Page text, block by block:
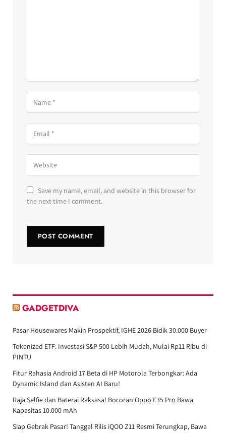
Save my name, email, and website in this browser for
the next time I comment.
GADGETDIVA
Pasar Housewares Makin Prospektif, IGHE 2026 Bidik 30.000 Buyer
Tokenized ETF: Investasi S&P 500 Lebih Mudah, Mulai Rp11 Ribu di
PINTU
Fitur Rahasia Android 17 Beta di HP Motorola Terbongkar: Ada
Dynamic Island dan Asisten AI Baru!
Raja Selfie dan Baterai Raksasa! Bocoran Oppo F35 Pro Bawa
Kapasitas 10.000 mAh
Siap Gebrak Pasar! Tanggal Rilis iQOO Z11 Resmi Terungkap, Bawa